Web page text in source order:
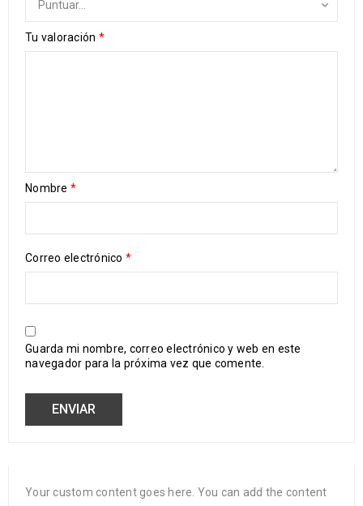
Tu valoración *
Nombre *
Correo electrónico *
Guarda mi nombre, correo electrónico y web en este
navegador para la próxima vez que comente.
Your custom content goes here. You can add the content